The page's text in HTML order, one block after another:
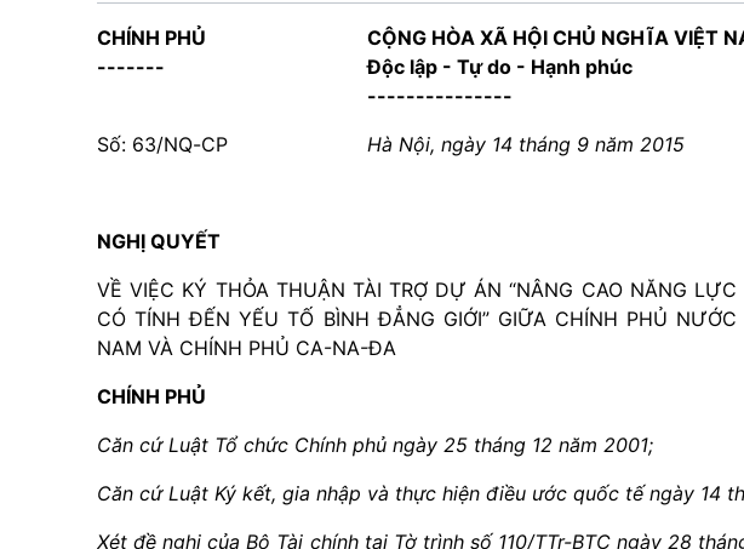
CHÍNH PHỦ
-------
CỘNG HÒA XÃ HỘI CHỦ NGHĨA VIỆT
Độc lập - Tự do - Hạnh phúc
---------------
Số: 63/NQ-CP Hà Nội, ngày 14 tháng 9 năm 2015
NGHỊ QUYẾT
VỀ VIỆC KÝ THỎA THUẬN TÀI TRỢ DỰ ÁN “NÂNG CAO NĂNG
CÓ TÍNH ĐẾN YẾU TỐ BÌNH ĐẲNG GIỚI” GIỮA CHÍNH PHỦ
NAM VÀ CHÍNH PHỦ CA-NA-ĐA
CHÍNH PHỦ
Căn cứ Luật Tổ chức Chính phủ ngày 25 tháng 12 năm 2001;
Căn cứ Luật Ký kết, gia nhập và thực hiện điều ước quốc tế ngày 14
Xét đề nghị của Bộ Tài chính tại Tờ trình số 110/TTr-BTC ngày 28